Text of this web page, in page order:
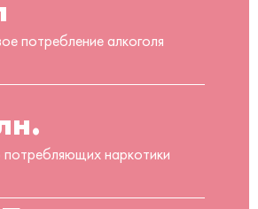
потребление алкоголя
наркотики